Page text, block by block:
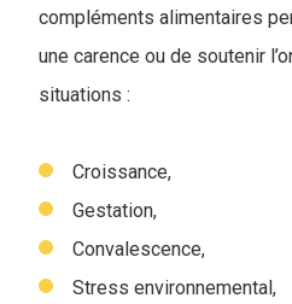
compléments alimentaires
une carence ou de soutenir
situations :
Croissance,
Gestation,
Convalescence,
Stress environnemental,